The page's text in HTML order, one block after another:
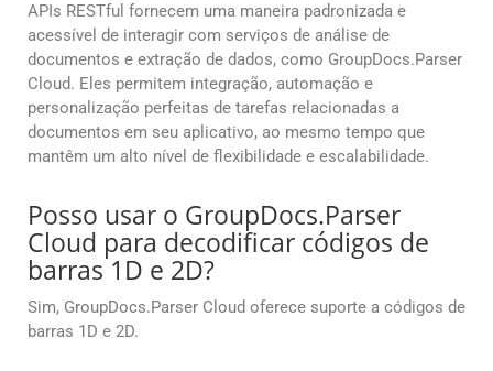
APIs RESTful fornecem uma maneira padronizada e
acessível de interagir com serviços de análise de
documentos e extração de dados, como GroupDocs.Parser
Cloud. Eles permitem integração, automação e
personalização perfeitas de tarefas relacionadas a
documentos em seu aplicativo, ao mesmo tempo que
mantêm um alto nível de flexibilidade e escalabilidade.
Posso usar o GroupDocs.Parser
Cloud para decodificar códigos de
barras 1D e 2D?
Sim, GroupDocs.Parser Cloud oferece suporte a códigos de
barras 1D e 2D.